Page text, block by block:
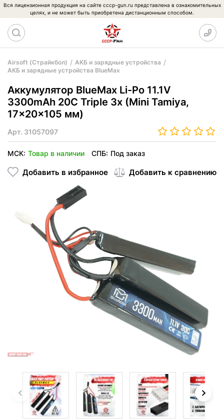
Вся лицензионная продукция на сайте cccp-gun.ru представлена в ознакомительных
целях, и не может быть приобретена дистанционным способом.
Airsoft (Страйкбол)
АКБ и зарядные устройства
АКБ и зарядные устройства BlueMax
Аккумулятор BlueMax Li-Po 11.1V
3300mAh 20C Triple 3x (Mini Tamiya,
17x20x105 мм)
Арт. 31057097
МСК: Товар в наличии СПБ: Под заказ
Добавить в избранное Добавить к сравнению